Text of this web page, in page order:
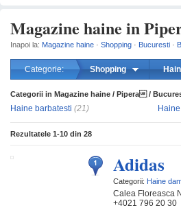
Magazine haine in
Inapoi la: Magazine haine · Shopping · Bucuresti ·
Categorie: Shopping
Categorii in Magazine haine / Pipera /
Haine barbatesti (21)
Rezultatele 1-10 din 28
Adidas
Categorii: Haine
Calea Floreasca
+4021 796 20 30